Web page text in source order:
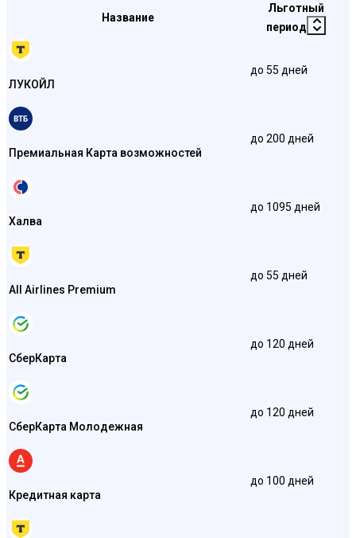
Название
Льготный
период
ЛУКОЙЛ
до 55 дней
Премиальная Карта возможностей
до 200 дней
Халва
до 1095 дней
All Airlines Premium
до 55 дней
СберКарта
до 120 дней
СберКарта Молодежная
до 120 дней
Кредитная карта
до 100 дней